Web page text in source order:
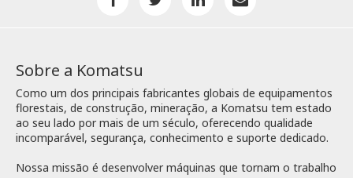
Sobre a Komatsu
Como um dos principais fabricantes globais de equipamentos
florestais, de construção, mineração, a Komatsu tem estado
ao seu lado por mais de um século, oferecendo qualidade
incomparável, segurança, conhecimento e suporte dedicado.
Nossa missão é desenvolver máquinas que tornam o trabalho